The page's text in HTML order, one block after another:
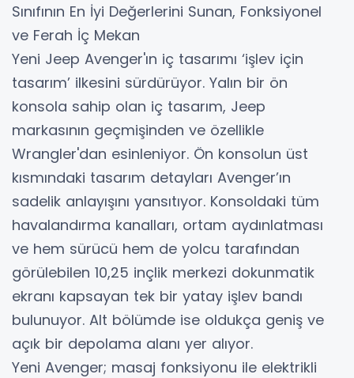
Sınıfının En İyi Değerlerini Sunan, Fonksiyonel
ve Ferah İç Mekan
Yeni Jeep Avenger'ın iç tasarımı ‘işlev için
tasarım’ ilkesini sürdürüyor. Yalın bir ön
konsola sahip olan iç tasarım, Jeep
markasının geçmişinden ve özellikle
Wrangler'dan esinleniyor. Ön konsolun üst
kısmındaki tasarım detayları Avenger’ın
sadelik anlayışını yansıtıyor. Konsoldaki tüm
havalandırma kanalları, ortam aydınlatması
ve hem sürücü hem de yolcu tarafından
görülebilen 10,25 inçlik merkezi dokunmatik
ekranı kapsayan tek bir yatay işlev bandı
bulunuyor. Alt bölümde ise oldukça geniş ve
açık bir depolama alanı yer alıyor.
Yeni Avenger; masaj fonksiyonu ile elektrikli